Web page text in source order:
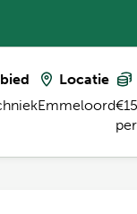
Locatie
Emmeloord